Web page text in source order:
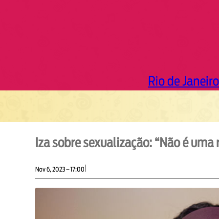
Rio de Janeiro
Iza sobre sexualização: “Não é
Nov 6, 2023 – 17:00